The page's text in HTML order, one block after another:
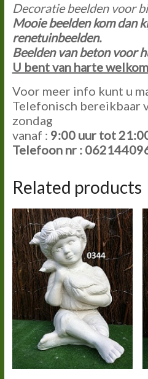
Decoratie beelden voor
Mooie beelden kom dan
renetuinbeelden.
Beelden van beton voor
U bent van harte welkom
Voor meer info kunt u
Telefonisch bereikbaar
zondag
vanaf : 9:00uur tot
Telefoon nr :
Related products